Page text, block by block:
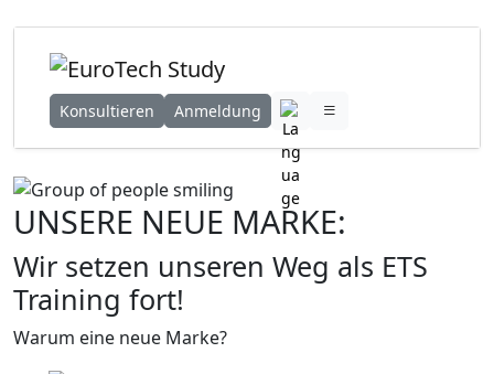
Konsultieren Anmeldung
UNSERE NEUE MARKE:
Wir setzen unseren Weg als ETS
Training fort!
Warum eine neue Marke?